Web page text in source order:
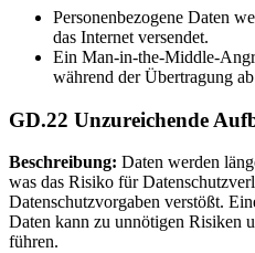
Personenbezogene Daten
das Internet versendet.
Ein Man-in-the-Middle-
während der Übertragung
GD.22 Unzureichende
Beschreibung: Daten werden
was das Risiko für
Datenschutzvorgaben verstößt.
Daten kann zu unnötigen Risiken
führen.